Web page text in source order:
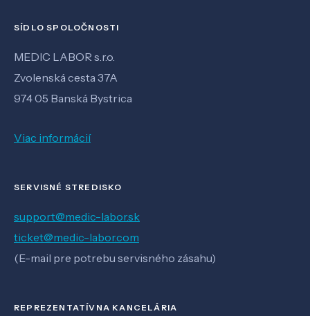
SÍDLO SPOLOČNOSTI
MEDIC LABOR s.r.o.
Zvolenská cesta 37A
974 05 Banská Bystrica
Viac informácií
SERVISNÉ STREDISKO
support@medic-labor.sk
ticket@medic-labor.com
(E-mail pre potrebu servisného zásahu)
REPREZENTATÍVNA KANCELÁRIA